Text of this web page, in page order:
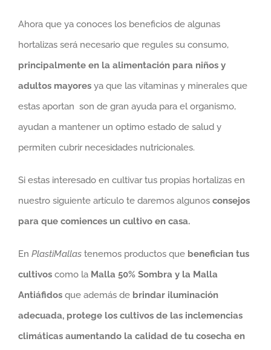
Ahora que ya conoces los beneficios de algunas
hortalizas será necesario que regules su consumo,
principalmente en la alimentación para niños y
adultos mayores ya que las vitaminas y minerales que
estas aportan son de gran ayuda para el organismo,
ayudan a mantener un optimo estado de salud y
permiten cubrir necesidades nutricionales.
Si estas interesado en cultivar tus propias hortalizas en
nuestro siguiente artículo te daremos algunos consejos
para que comiences un cultivo en casa.
En PlastiMallas tenemos productos que benefician tus
cultivos como la Malla 50% Sombra y la Malla
Antiáfidos que además de brindar iluminación
adecuada, protege los cultivos de las inclemencias
climáticas aumentando la calidad de tu cosecha en